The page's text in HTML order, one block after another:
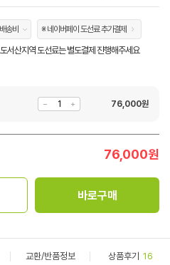
송비 ※ 네이버페이 도선료 추가결제
서산지역 도선료는 별도결제 진행해주세요
76,000원
76,000원
바로구매
교환/반품정보 상품후기 16